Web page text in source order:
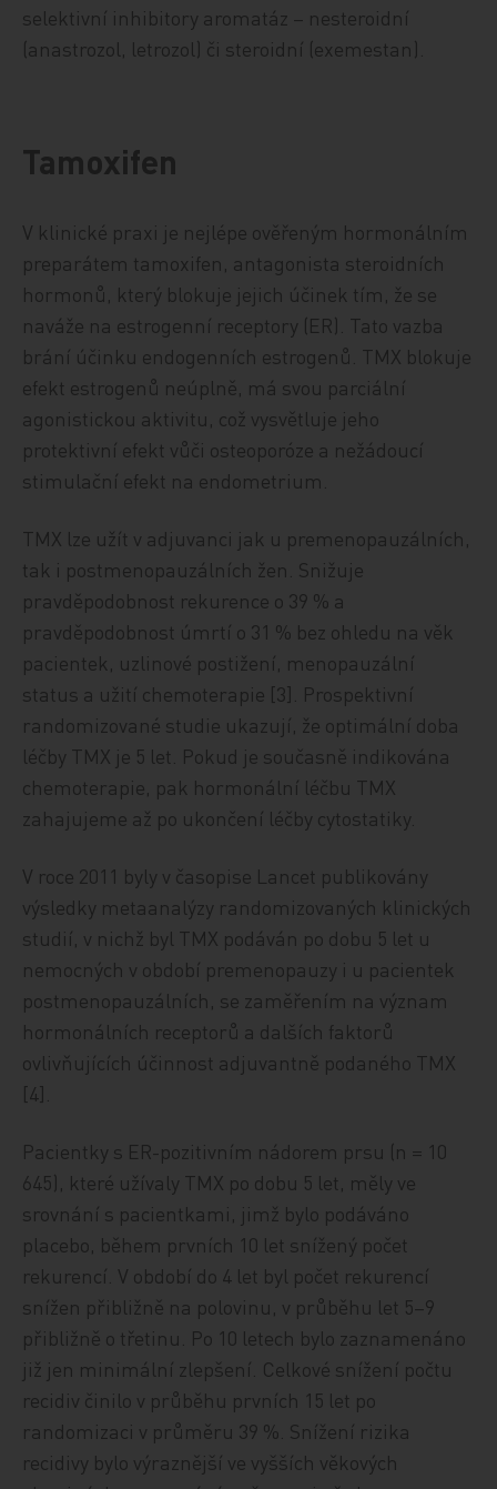
selektivní inhibitory aromatáz – nesteroidní
(anastrozol, letrozol) či steroidní (exemestan).
Tamoxifen
V klinické praxi je nejlépe ověřeným hormonálním
preparátem tamoxifen, antagonista steroidních
hormonů, který blokuje jejich účinek tím, že se
naváže na estrogenní receptory (ER). Tato vazba
brání účinku endogenních estrogenů. TMX blokuje
efekt estrogenů neúplně, má svou parciální
agonistickou aktivitu, což vysvětluje jeho
protektivní efekt vůči osteoporóze a nežádoucí
stimulační efekt na endometrium.
TMX lze užít v adjuvanci jak u premenopauzálních,
tak i postmenopauzálních žen. Snižuje
pravděpodobnost rekurence o 39 % a
pravděpodobnost úmrtí o 31 % bez ohledu na věk
pacientek, uzlinové postižení, menopauzální
status a užití chemoterapie [3]. Prospektivní
randomizované studie ukazují, že optimální doba
léčby TMX je 5 let. Pokud je současně indikována
chemoterapie, pak hormonální léčbu TMX
zahajujeme až po ukončení léčby cytostatiky.
V roce 2011 byly v časopise Lancet publikovány
výsledky metaanalýzy randomizovaných klinických
studií, v nichž byl TMX podáván po dobu 5 let u
nemocných v období premenopauzy i u pacientek
postmenopauzálních, se zaměřením na význam
hormonálních receptorů a dalších faktorů
ovlivňujících účinnost adjuvantně podaného TMX
[4].
Pacientky s ER-pozitivním nádorem prsu (n = 10
645), které užívaly TMX po dobu 5 let, měly ve
srovnání s pacientkami, jimž bylo podáváno
placebo, během prvních 10 let snížený počet
rekurencí. V období do 4 let byl počet rekurencí
snížen přibližně na polovinu, v průběhu let 5–9
přibližně o třetinu. Po 10 letech bylo zaznamenáno
již jen minimální zlepšení. Celkové snížení počtu
recidiv činilo v průběhu prvních 15 let po
randomizaci v průměru 39 %. Snížení rizika
recidivy bylo výraznější ve vyšších věkových